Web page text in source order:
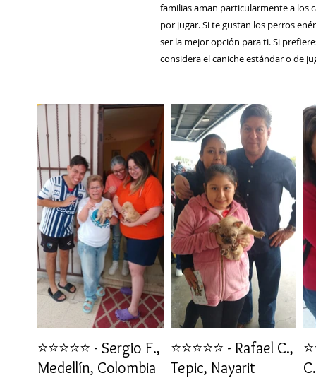
familias aman particularmente a los
por jugar. Si te gustan los perros
ser la mejor opción para ti. Si
considera el caniche estándar o de
⭐⭐⭐⭐⭐ - Sergio F.,
Medellín, Colombia
⭐⭐⭐⭐⭐ - Rafael C.,
Tepic, Nayarit